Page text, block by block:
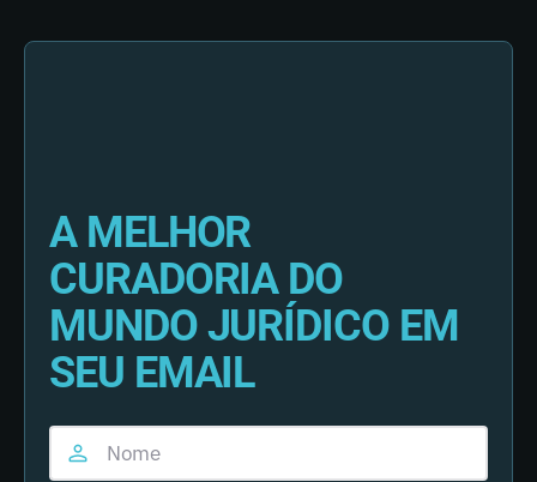
A MELHOR
CURADORIA DO
MUNDO JURÍDICO EM
SEU EMAIL